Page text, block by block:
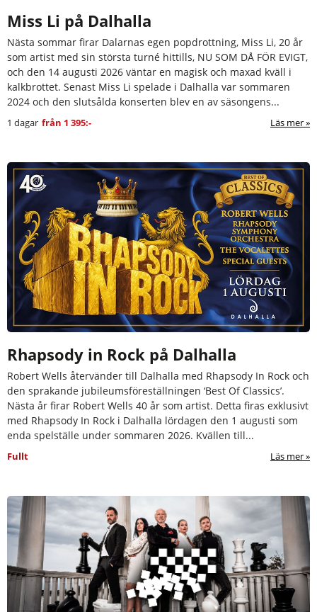
Miss Li på Dalhalla
Nästa sommar firar Dalarnas egen popdrottning, Miss Li, 20 år
som artist med sin största turné hittills, NU SOM DÅ FÖR EVIGT,
och den 14 augusti 2026 väntar en magisk och maxad kväll i
kalkbrottet. Senast Miss Li spelade i Dalhalla var sommaren
2024 och den slutsålda konserten blev en av säsongens...
1 dagar från 1 395:- Läs mer
Rhapsody in Rock på Dalhalla
Robert Wells återvänder till Dalhalla med Rhapsody In Rock och
den sprakande jubileumsföreställningen ‘Best Of Classics’.
Nästa år firar Robert Wells 40 år som artist. Detta firas exklusivt
med Rhapsody In Rock i Dalhalla lördagen den 1 augusti som
enda spelställe under sommaren 2026. Kvällen till...
Fullt Läs mer